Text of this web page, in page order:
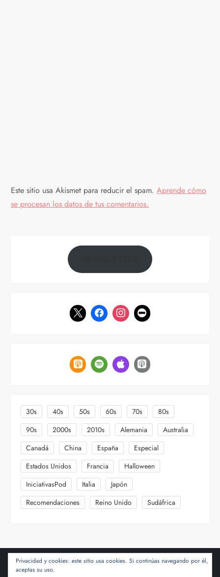
Este sitio usa Akismet para reducir el spam.Aprende cómo
se procesan los datos de tus comentarios.
30s 40s 50s 60s 70s
80s
90s
2000s 2010s Alemania
Australia
Canadá
China España
Especial
Estados Unidos
Francia
Halloween
IniciativasPod
Italia
Japón
Recomendaciones
Reino Unido Sudáfrica
Privacidad y cookies: este sitio usa cookies. Si continúas navegando por él,
aceptas su uso.